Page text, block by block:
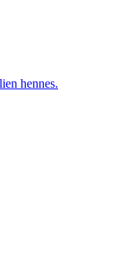
hennes.